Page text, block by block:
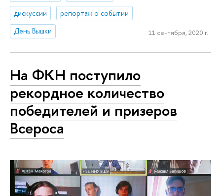
дискуссии
репортаж о событии
День Вышки
11 сентября, 2020 г.
На ФКН поступило
рекордное количество
победителей и призеров
Всероса